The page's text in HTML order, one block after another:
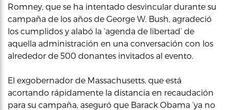
Romney, que se ha intentado desvincular durante su
campaña de los años de George W. Bush, agradeció
los cumplidos y alabó la ‘agenda de libertad’ de
aquella administración en una conversación con los
alrededor de 500 donantes invitados al evento.
El exgobernador de Massachusetts, que está
acortando rápidamente la distancia en recaudación
para su campaña, aseguró que Barack Obama ‘ya no